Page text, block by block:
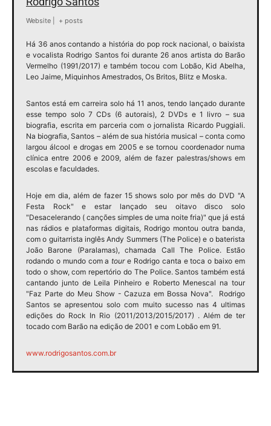
Website + posts
Há 36 anos contando a história do pop rock nacional, o baixista
e vocalista Rodrigo Santos foi durante 26 anos artista do Barão
Vermelho (1991/2017) e também tocou com Lobão, Kid Abelha,
Leo Jaime, Miquinhos Amestrados, Os Britos, Blitz e Moska.
Santos está em carreira solo há 11 anos, tendo lançado durante
esse tempo solo 7 CDs (6 autorais), 2 DVDs e 1 livro – sua
biografia, escrita em parceria com o jornalista Ricardo Puggiali.
Na biografia, Santos – além de sua história musical – conta como
largou álcool e drogas em 2005 e se tornou coordenador numa
clínica entre 2006 e 2009, além de fazer palestras/shows em
escolas e faculdades.
Hoje em dia, além de fazer 15 shows solo por mês do DVD "A
Festa Rock" e estar lançado seu oitavo disco solo
"Desacelerando ( canções simples de uma noite fria)" que já está
nas rádios e plataformas digitais, Rodrigo montou outra banda,
com o guitarrista inglês Andy Summers (The Police) e o baterista
João Barone (Paralamas), chamada Call The Police. Estão
rodando o mundo com a toure Rodrigocanta e toca o baixo em
todo o show, com repertório do The Police.Santos também está
cantando junto de Leila Pinheiro e Roberto Menescal na tour
"Faz Parte do Meu Show - Cazuza em Bossa Nova". Rodrigo
Santos se apresentou solo com muito sucesso nas 4 ultimas
edições do Rock In Rio (2011/2013/2015/2017) . Além de ter
tocado com Barão na edição de 2001 e com Lobão em 91.
www.rodrigosantos.com.br